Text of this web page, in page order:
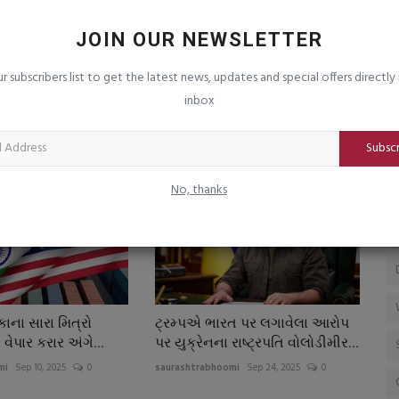
JOIN OUR NEWSLETTER
subscribers list to get the latest news, updates and special offers directly
inbox
No, thanks
Nov 26, 2025
ઈઝરાયલ-હીઝબુલ્લા વચ્ચે યુધ્ધ
સારા મિત્રો
કરાર અંગે...
Sep 10, 2025 0
ટ્રમ્પએ ભારત પર લગાવેલા આરોપ
પર યુક્રેનના રાષ્ટ્રપતિ વોલોડીમીર...
saurashtrabhoomi Sep 24, 2025 0
કનેકશનોનું મેગા ચેકીંગ...